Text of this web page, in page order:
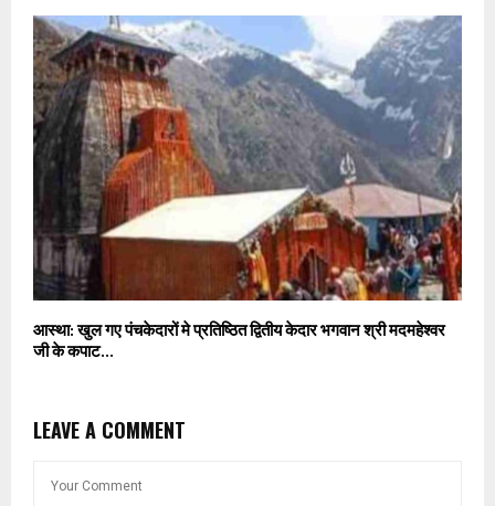
आस्था: खुल गए पंचकेदारों मे प्रतिष्ठित द्वितीय केदार भगवान श्री मदमहेश्वर
जी के कपाट…
LEAVE A COMMENT